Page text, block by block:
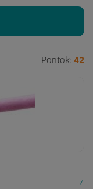
Pontok: 42
4